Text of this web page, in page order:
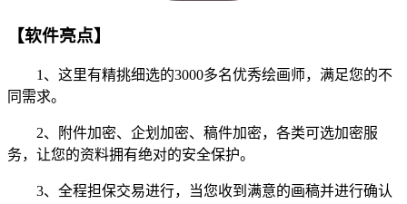
【软件亮点】
1、这里有精挑细选的3000多名优秀绘画师，满足您的不
同需求。
2、附件加密、企划加密、稿件加密，各类可选加密服
务，让您的资料拥有绝对的安全保护。
3、全程担保交易进行，当您收到满意的画稿并进行确认